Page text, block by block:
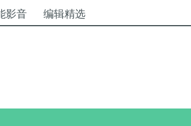
影音 编辑精选